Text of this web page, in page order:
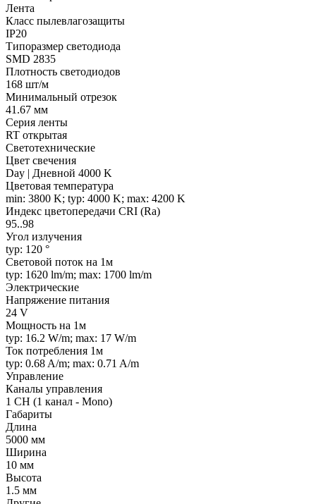
Лента
Класс пылевлагозащиты
IP20
Типоразмер светодиода
SMD 2835
Плотность светодиодов
168 шт/м
Минимальный отрезок
41.67 мм
Серия ленты
RT открытая
Светотехнические
Цвет свечения
Day | Дневной 4000 K
Цветовая температура
min: 3800 K; typ: 4000 K; max: 4200 K
Индекс цветопередачи CRI (Ra)
95..98
Угол излучения
typ: 120 °
Световой поток на 1м
typ: 1620 lm/m; max: 1700 lm/m
Электрические
Напряжение питания
24 V
Мощность на 1м
typ: 16.2 W/m; max: 17 W/m
Ток потребления 1м
typ: 0.68 A/m; max: 0.71 A/m
Управление
Каналы управления
1 CH (1 канал - Mono)
Габариты
Длина
5000 мм
Ширина
10 мм
Высота
1.5 мм